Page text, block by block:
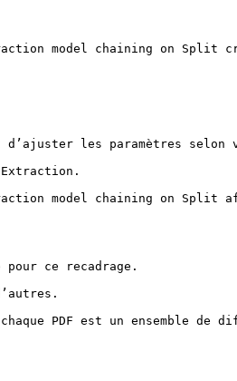
model chaining on Split
les paramètres selon
model chaining on
ce recadrage.
PDF est un ensemble de